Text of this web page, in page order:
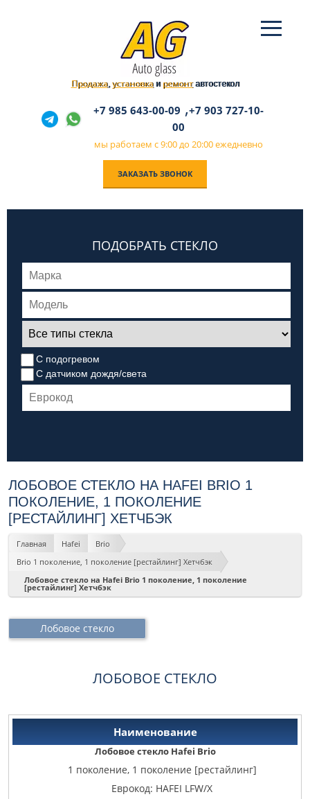
Продажа,установкаи ремонтавтостекол
+7 985 643-00-09 ,+7 903 727-10-
00
мы работаем с 9:00 до 20:00 ежедневно
ЗАКАЗАТЬ ЗВОНОК
ПОДОБРАТЬ СТЕКЛО
С подогревом
С датчиком дождя/света
ЛОБОВОЕ СТЕКЛО НА HAFEI BRIO 1
ПОКОЛЕНИЕ, 1 ПОКОЛЕНИЕ
[РЕСТАЙЛИНГ] ХЕТЧБЭК
Главная Hafei
Brio
Brio 1 поколение, 1 поколение [рестайлинг] Хетчбэк
Лобовое стекло на Hafei Brio 1 поколение, 1 поколение
[рестайлинг] Хетчбэк
Лобовое стекло
ЛОБОВОЕ СТЕКЛО
Лобовое стекло Hafei Brio
1 поколение, 1 поколение [рестайлинг]
Еврокод: HAFEI LFW/X